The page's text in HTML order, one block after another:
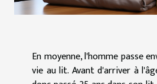
En moyenne, l'homme passe
vie au lit. Avant d'arriver à